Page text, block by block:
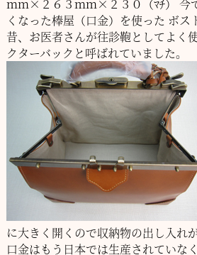
ｍｍ×２６３ｍｍ×２３０（ﾏﾁ）
今
くなった棒屋（口金）を使った ボス
昔、お医者さんが往診鞄としてよく
クターバックと呼ばれていました。
に大きく開くので収納物の出し入れ
口金はもう日本では生産されていな